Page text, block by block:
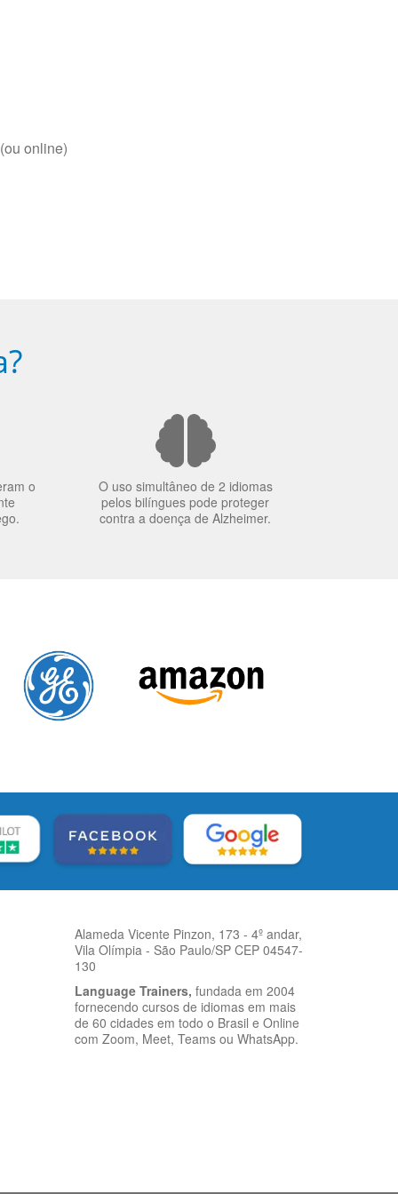
online)
o
O uso simultâneo de 2 idiomas
pelos bilíngues pode proteger
contra a doença de Alzheimer.
Alameda Vicente Pinzon, 173 - 4º andar,
Vila Olímpia - São Paulo/SP CEP 04547-
130
Language Trainers, fundada em 2004
fornecendo cursos de idiomas em mais
de 60 cidades em todo o Brasil e Online
com Zoom, Meet, Teams ou WhatsApp.